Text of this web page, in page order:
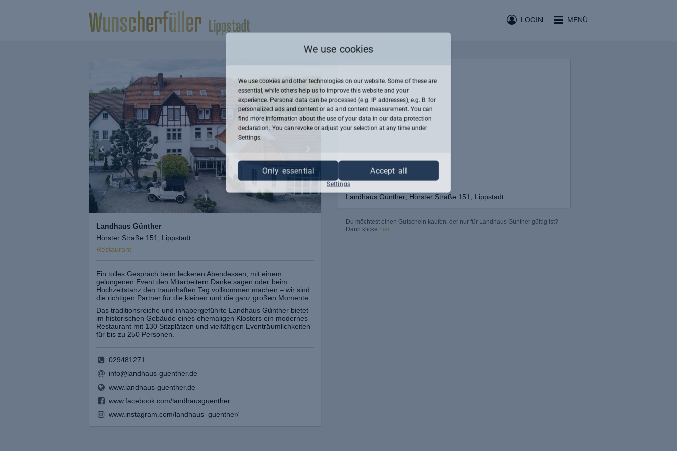
MENÜ
LOGIN
Landhaus Günther
Hörster Straße 151, Lippstadt
Restaurant
Ein tolles Gespräch beim leckeren Abendessen, mit einem
gelungenen Event den Mitarbeitern Danke sagen oder beim
Hochzeitstanz den traumhaften Tag vollkommen machen – wir sind
die richtigen Partner für die kleinen und die ganz großen Momente.
Das traditionsreiche und inhabergeführte Landhaus Günther bietet
im historischen Gebäude eines ehemaligen Klosters ein modernes
Restaurant mit 130 Sitzplätzen und vielfältigen Eventräumlichkeiten
für bis zu 250 Personen.
029481271
info@landhaus-guenther.de
www.landhaus-guenther.de
www.facebook.com/landhausguenther
www.instagram.com/landhaus_guenther/
Landhaus Günther, Hörster Straße 151, Lippstadt
Du möchtest einen Gutschein kaufen, der nur für Landhaus Günther gültig ist?
Dann klicke hier.
We use cookies
We use cookies and other technologies on our website. Some of these are
essential, while others help us to improve this website and your
experience. Personal data can be processed (e.g. IP addresses), e.g. B. for
personalized ads and content or ad and content measurement. You can
find more information about the use of your data in our data protection
declaration. You can revoke or adjust your selection at any time under
Settings.
Only essential Accept all
Settings